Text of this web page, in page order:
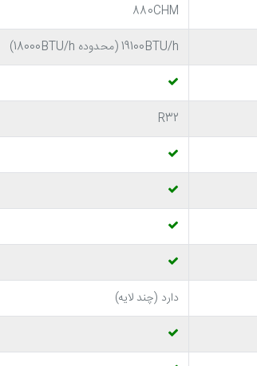
اختیار شما قرار می دهد! به عنوان مثال این
880CHM
19100BTU/h (محدوده 18000BTU/h)
R32
دارد (چند لایه)